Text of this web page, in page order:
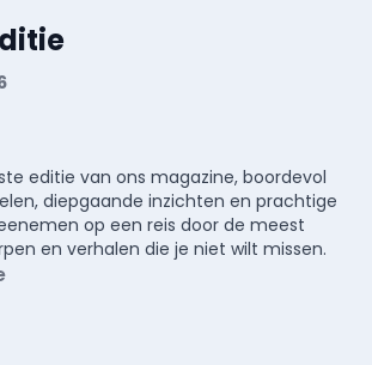
editie van ons magazine, boordevol
diepgaande inzichten en prachtige
op een reis door de meest
en verhalen die je niet wilt missen.